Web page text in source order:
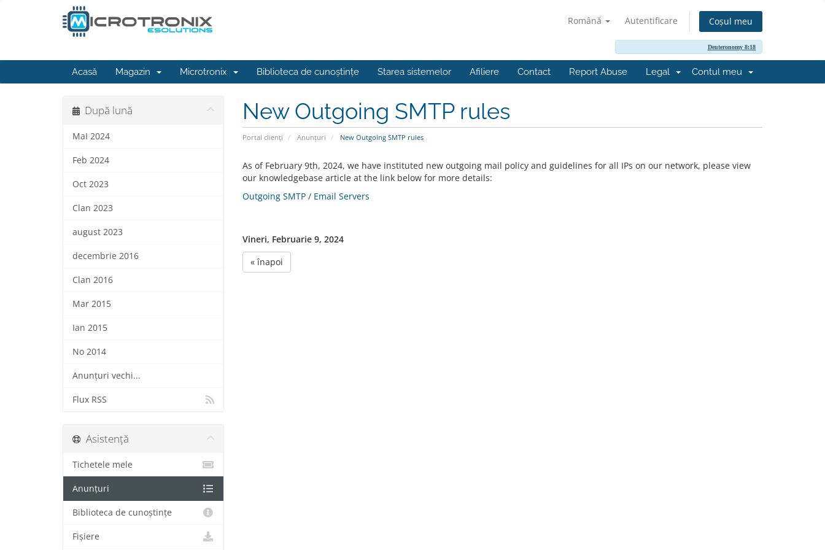
Română Autentificare Coșul meu
Deuteronomy 8:18
Acasă Magazin Microtronix Biblioteca de cunoștințe Starea sistemelor Afiliere Contact Report Abuse Legal Contul meu
New Outgoing SMTP rules
Portal clienți Anunțuri New Outgoing SMTP rules
După lună
MaI 2024
Feb 2024
Oct 2023
Clan 2023
august 2023
decembrie 2016
Clan 2016
Mar 2015
Ian 2015
No 2014
Anunțuri vechi...
Flux RSS
As of February 9th, 2024, we have instituted new outgoing mail policy and guidelines for all IPs on our network, please view
our knowledgebase article at the link below for more details:
Outgoing SMTP / Email Servers
Vineri, Februarie 9, 2024
« înapoi
Asistență
Tichetele mele
Anunțuri
Biblioteca de cunoștințe
Fișiere